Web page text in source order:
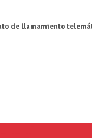
de llamamiento